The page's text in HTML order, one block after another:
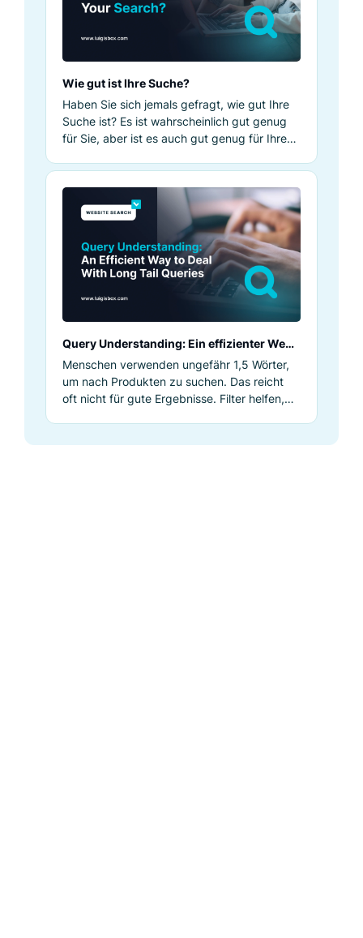
Wie gut ist Ihre Suche?
Haben Sie sich jemals gefragt, wie gut Ihre
Suche ist? Es ist wahrscheinlich gut genug
für Sie, aber ist es auch gut genug für Ihre
Query Understanding: Ein effizienter Weg,
wie man mit Long-Tail-Abfragen umgeht
Menschen verwenden ungefähr 1,5 Wörter,
um nach Produkten zu suchen. Das reicht
oft nicht für gute Ergebnisse. Filter helfen,